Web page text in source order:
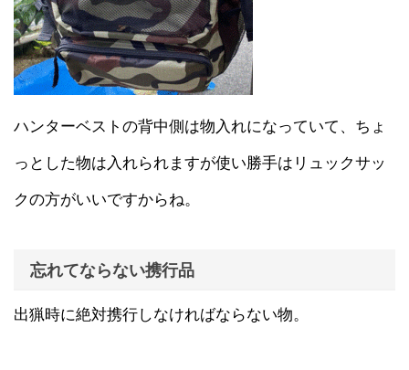
ハンターベストの背中側は物入れになっていて、ちょ
っとした物は入れられますが使い勝手はリュックサッ
クの方がいいですからね。
忘れてならない携行品
出猟時に絶対携行しなければならない物。